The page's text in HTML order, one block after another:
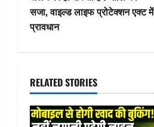
n
a
i
g
सजा, वाइल्ड लाइफ प्रोटेक्शन एक्ट में
प्रावधान
RELATED STORIES